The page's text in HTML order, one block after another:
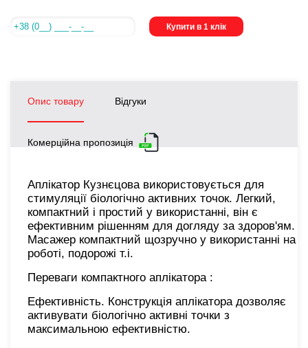
Купити в 1 клік
Опис товару Відгуки
Комерційна пропозиція
Аплікатор Кузнєцова використовується для
стимуляції біологічно активних точок. Легкий,
компактний і простий у використанні, він є
ефективним рішенням для догляду за здоров'ям.
Масажер компактний щозручно у використанні на
роботі, подорожі т.і.
Переваги компактного аплікатора :
Ефективність. Конструкція аплікатора дозволяє
активувати біологічно активні точки з
максимальною ефективністю.